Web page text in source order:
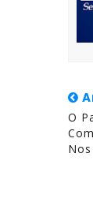
O